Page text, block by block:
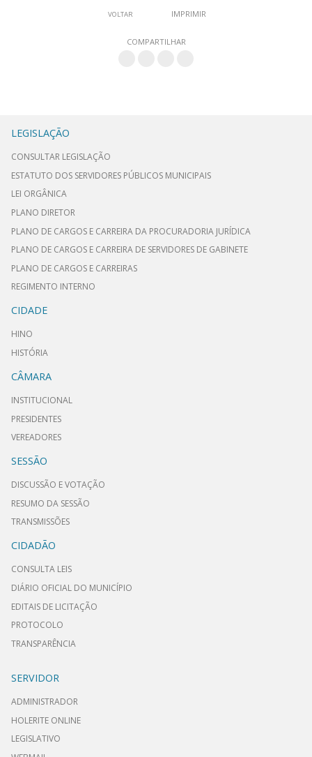
VOLTAR IMPRIMIR
COMPARTILHAR
LEGISLAÇÃO
CONSULTAR LEGISLAÇÃO
ESTATUTO DOS SERVIDORES PÚBLICOS MUNICIPAIS
LEI ORGÂNICA
PLANO DIRETOR
PLANO DE CARGOS E CARREIRA DA PROCURADORIA JURÍDICA
PLANO DE CARGOS E CARREIRA DE SERVIDORES DE GABINETE
PLANO DE CARGOS E CARREIRAS
REGIMENTO INTERNO
CIDADE
HINO
HISTÓRIA
CÂMARA
INSTITUCIONAL
PRESIDENTES
VEREADORES
SESSÃO
DISCUSSÃO E VOTAÇÃO
RESUMO DA SESSÃO
TRANSMISSÕES
CIDADÃO
CONSULTA LEIS
DIÁRIO OFICIAL DO MUNICÍPIO
EDITAIS DE LICITAÇÃO
PROTOCOLO
TRANSPARÊNCIA
SERVIDOR
ADMINISTRADOR
HOLERITE ONLINE
LEGISLATIVO